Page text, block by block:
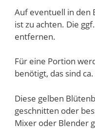
Auf eventuell in den
ist zu achten. Die
entfernen.
Für eine Portion
benötigt, das sind
Diese gelben
geschnitten oder
Mixer oder Blender